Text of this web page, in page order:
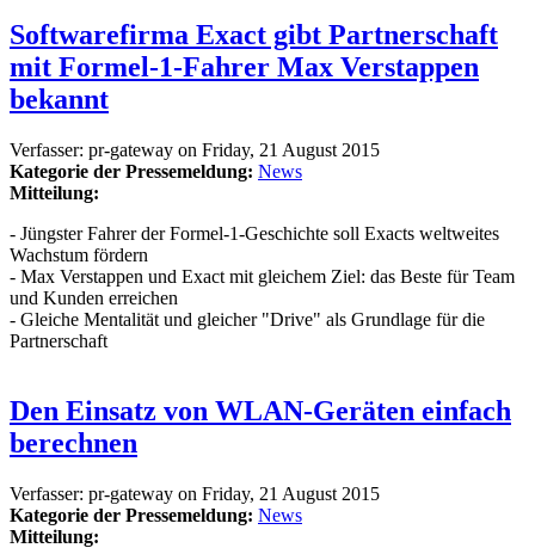
Softwarefirma Exact gibt Partnerschaft
mit Formel-1-Fahrer Max Verstappen
bekannt
Verfasser: pr-gateway on Friday, 21 August 2015
Kategorie der Pressemeldung: News
Mitteilung:
- Jüngster Fahrer der Formel-1-Geschichte soll Exacts weltweites
Wachstum fördern
- Max Verstappen und Exact mit gleichem Ziel: das Beste für Team
und Kunden erreichen
- Gleiche Mentalität und gleicher "Drive" als Grundlage für die
Partnerschaft
Den Einsatz von WLAN-Geräten einfach
berechnen
Verfasser: pr-gateway on Friday, 21 August 2015
Kategorie der Pressemeldung: News
Mitteilung: